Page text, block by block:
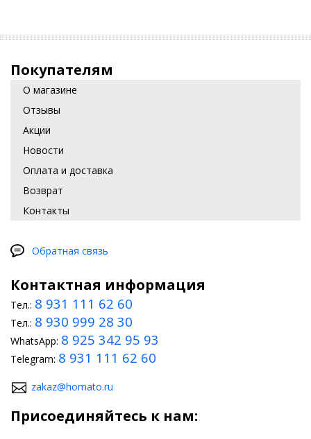
Покупателям
О магазине
Отзывы
Акции
Новости
Оплата и доставка
Возврат
Контакты
Обратная связь
Контактная информация
Тел.: 8 931 111 62 60
Тел.: 8 930 999 28 30
WhatsApp: 8 925 342 95 93
Telegram: 8 931 111 62 60
zakaz@homato.ru
Присоединяйтесь к нам: